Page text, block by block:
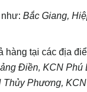
Bắc Giang,
hàng tại các địa
Điền, KCN
Phương,